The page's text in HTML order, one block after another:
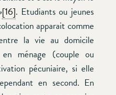
[16]. Etudiants ou jeunes
apparait comme
la vie au domicile
ménage (couple ou
pécuniaire, si elle
en second. En